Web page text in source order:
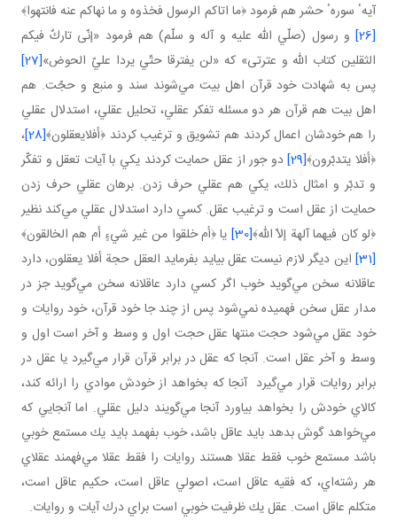
آيهٴ سورهٴ حشر هم فرمود ﴿ما اتاكم الرسول فخذوه و ما نهاكم عنه فانتهوا﴾
[26]
و رسول (صلّي الله عليه و آله و سلّم) هم فرمود «إنّى تاركٌ فيكم
الثقلين كتاب الله و عترتى» كه «لن يفترقا حتّي يردا عليّ الحوض»[27]
پس به شهادت خود قرآن اهل بيت مي‌شوند سند و منبع و حجّت. هم
اهل بيت هم قرآن هر دو مسئله تفكر عقلي، تحليل عقلي، استدلال عقلي
را هم خودشان اعمال كردند هم تشويق و ترغيب كردند ﴿أفلايعقلون﴾[28]
،
﴿أفلا يتدبّرون﴾[29]
دو جور از عقل حمايت كردند يكي با آيات تعقل و تفكّر
و تدبّر و امثال ذلك، يكي هم عقلي حرف زدن. برهان عقلي حرف زدن
حمايت از عقل است و ترغيب عقل. كسي دارد استدلال عقلي مي‌كند نظير
﴿لو كان فيهما آلهة إلاّ الله﴾[30]
يا ﴿أم خلقوا من غير شيءٍ أم هم الخالقون﴾
[31]
اين ديگر لازم نيست عقل بيايد بفرمايد العقل حجة أفلا يعقلون، دارد
عاقلانه سخن مي‌گويد خوب اگر كسي دارد عاقلانه سخن مي‌گويد جز در
مدار عقل سخن فهميده نمي‌شود پس از چند جا خود قرآن، خود روايات و
خود عقل مي‌شود حجت منتها عقل حجت اول و وسط و آخر است اول و
وسط و آخر عقل است. آنجا كه عقل در برابر قرآن قرار مي‌گيرد يا عقل در
برابر روايات قرار مي‌گيرد آنجا كه بخواهد از خودش موادي را ارائه كند،
كالاي خودش را بخواهد بياورد آنجا مي‌گويند دليل عقلي. اما آنجايي كه
مي‌خواهد گوش بدهد بايد عاقل باشد، خوب بفهمد بايد يك مستمع خوبي
باشد مستمع خوب فقط عقلا هستند روايات را فقط عقلا مي‌فهمند عقلاي
هر رشته‌اي، كه فقيه عاقل است، اصولي عاقل است، حكيم عاقل است،
متكلم عاقل است. عقل يك ظرفيت خوبي است براي درك آيات و روايات.